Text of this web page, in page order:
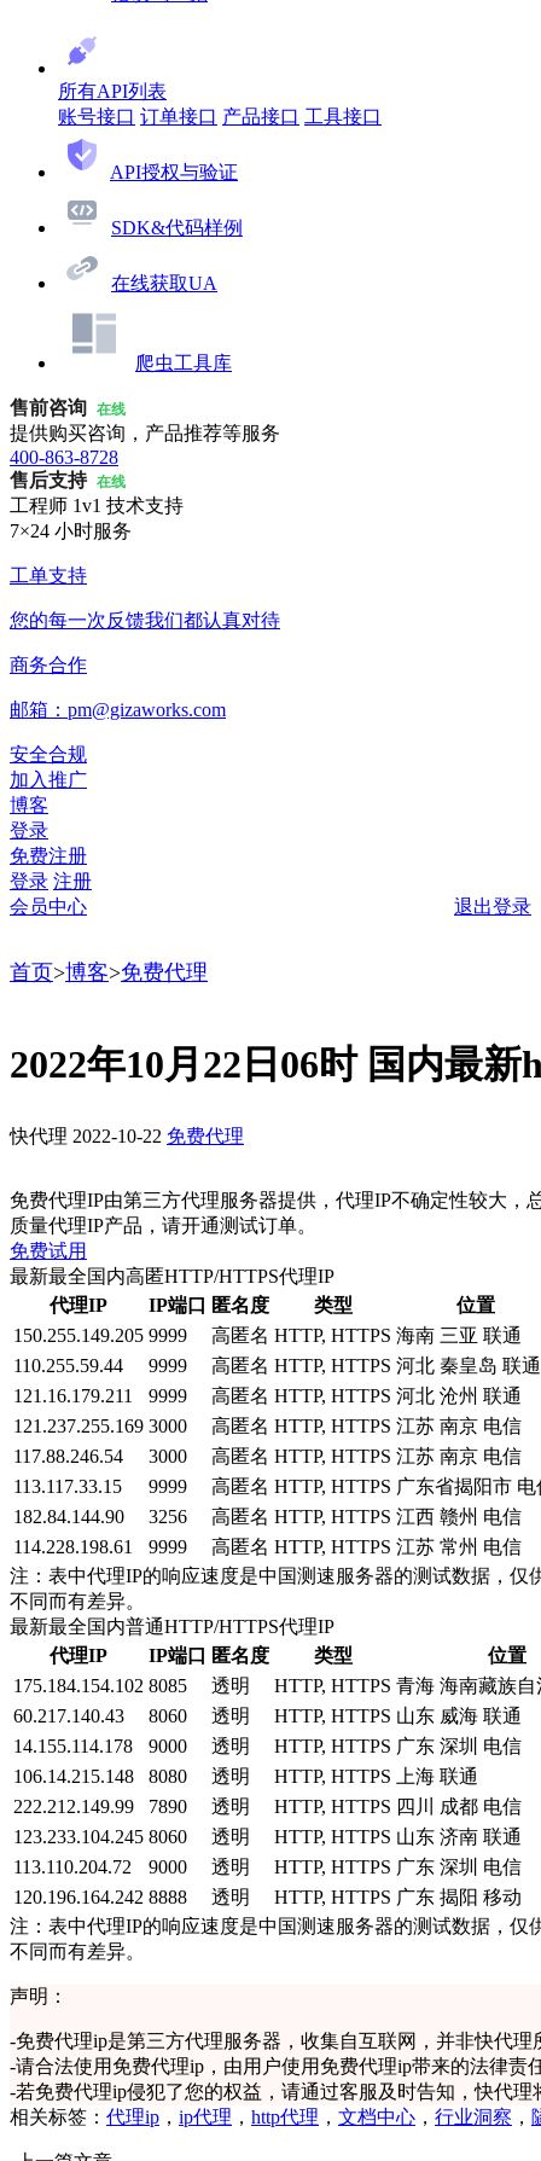
所有API列表
账号接口 订单接口 产品接口 工具接口
API授权与验证
SDK&代码样例
在线获取UA
爬虫工具库
售前咨询 在线
提供购买咨询，产品推荐等服务
400-863-8728
售后支持 在线
工程师 1v1 技术支持
7×24 小时服务
工单支持
您的每一次反馈我们都认真对待
商务合作
邮箱：pm@gizaworks.com
安全合规
加入推广
博客
登录
免费注册
登录 注册
会员中心
退出登录
首页>博客>免费代理
2022年10月22日06时 国内最
快代理 2022-10-22 免费代理
免费代理IP由第三方代理服务器提供，代理IP不确定性较大
质量代理IP产品，请开通测试订单。
免费试用
最新最全国内高匿HTTP/HTTPS代理IP
代理IP
IP端口 匿名度 类型
位置
150.255.149.205 9999 高匿名 HTTP, HTTPS 海南 三亚 联通
110.255.59.44
9999 高匿名 HTTP, HTTPS 河北 秦皇岛 联通
121.16.179.211
9999 高匿名 HTTP, HTTPS 河北 沧州 联通
121.237.255.169 3000 高匿名 HTTP, HTTPS 江苏 南京 电信
117.88.246.54
3000 高匿名 HTTP, HTTPS 江苏 南京 电信
113.117.33.15
9999 高匿名 HTTP, HTTPS 广东省揭阳市 电
182.84.144.90
3256 高匿名 HTTP, HTTPS 江西 赣州 电信
114.228.198.61
9999 高匿名 HTTP, HTTPS 江苏 常州 电信
注：表中代理IP的响应速度是中国测速服务器的测试数据，
不同而有差异。
最新最全国内普通HTTP/HTTPS代理IP
代理IP
IP端口 匿名度 类型
位置
175.184.154.102 8085 透明 HTTP, HTTPS 青海 海南藏族自
60.217.140.43
8060 透明 HTTP, HTTPS 山东 威海 联通
14.155.114.178
9000 透明 HTTP, HTTPS 广东 深圳 电信
106.14.215.148
8080 透明 HTTP, HTTPS
上海 联通
222.212.149.99
7890 透明 HTTP, HTTPS 四川 成都 电信
123.233.104.245 8060 透明 HTTP, HTTPS 山东 济南 联通
113.110.204.72
9000 透明 HTTP, HTTPS 广东 深圳 电信
120.196.164.242 8888 透明 HTTP, HTTPS 广东 揭阳 移动
注：表中代理IP的响应速度是中国测速服务器的测试数据，
不同而有差异。
声明：
-免费代理ip是第三方代理服务器，收集自互联网，并非快代
-请合法使用免费代理ip，由用户使用免费代理ip带来的法律责
-若免费代理ip侵犯了您的权益，请通过客服及时告知，快代理
相关标签： 代理ip ， ip代理 ， http代理 ， 文档中心 ， 行业洞察 ，